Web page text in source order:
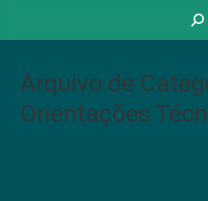
Arquivo de
Orientações